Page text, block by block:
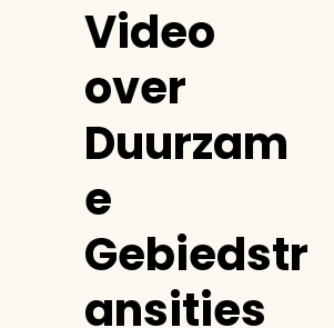
Video
over
Duurzam
e
Gebiedstr
ansities